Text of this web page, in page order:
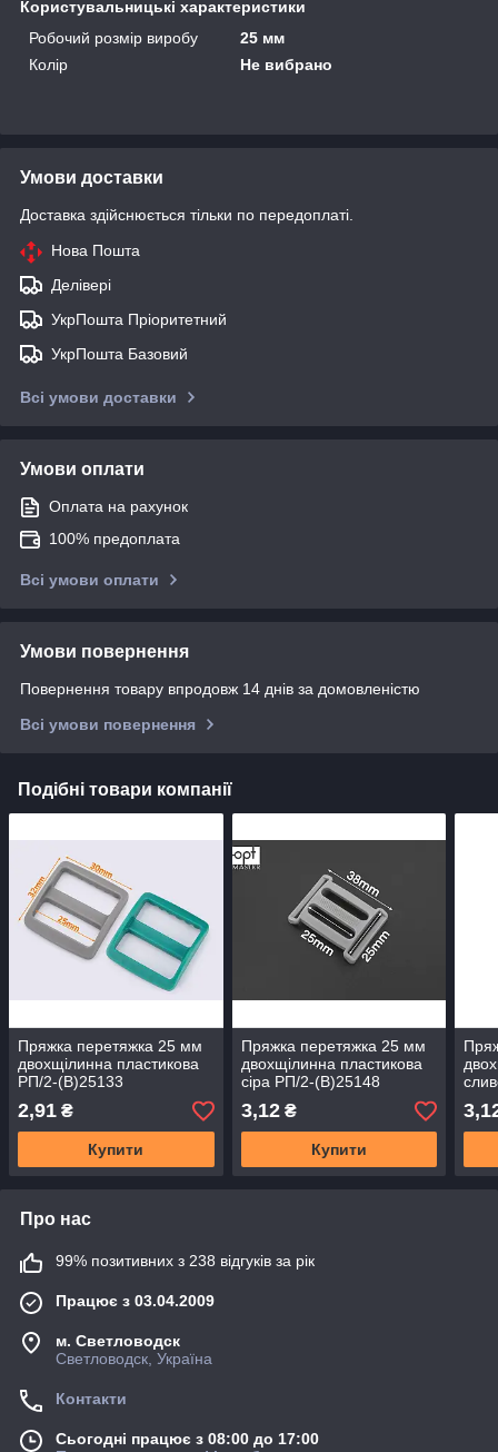
Користувальницькі характеристики
Робочий розмір виробу
25 мм
Колір
Не вибрано
Умови доставки
Доставка здійснюється тільки по передоплаті.
Нова Пошта
Делівері
УкрПошта Пріоритетний
УкрПошта Базовий
Всі умови доставки
Умови оплати
Оплата на рахунок
100% предоплата
Всі умови оплати
Умови повернення
Повернення товару впродовж 14 днів за домовленістю
Всі умови повернення
Подібні товари компанії
Пряжка перетяжка 25 мм
двохщілинна пластикова
РП/2-(B)25133
2,91 ₴
Купити
Пряжка перетяжка 25 мм
двохщілинна пластикова
сіра РП/2-(B)25148
3,12₴
Купити
Про нас
99% позитивних з 238 відгуків за рік
Працює з 03.04.2009
м. Светловодск
Светловодск, Україна
Контакти
Сьогодні працює з 08:00 до 17:00